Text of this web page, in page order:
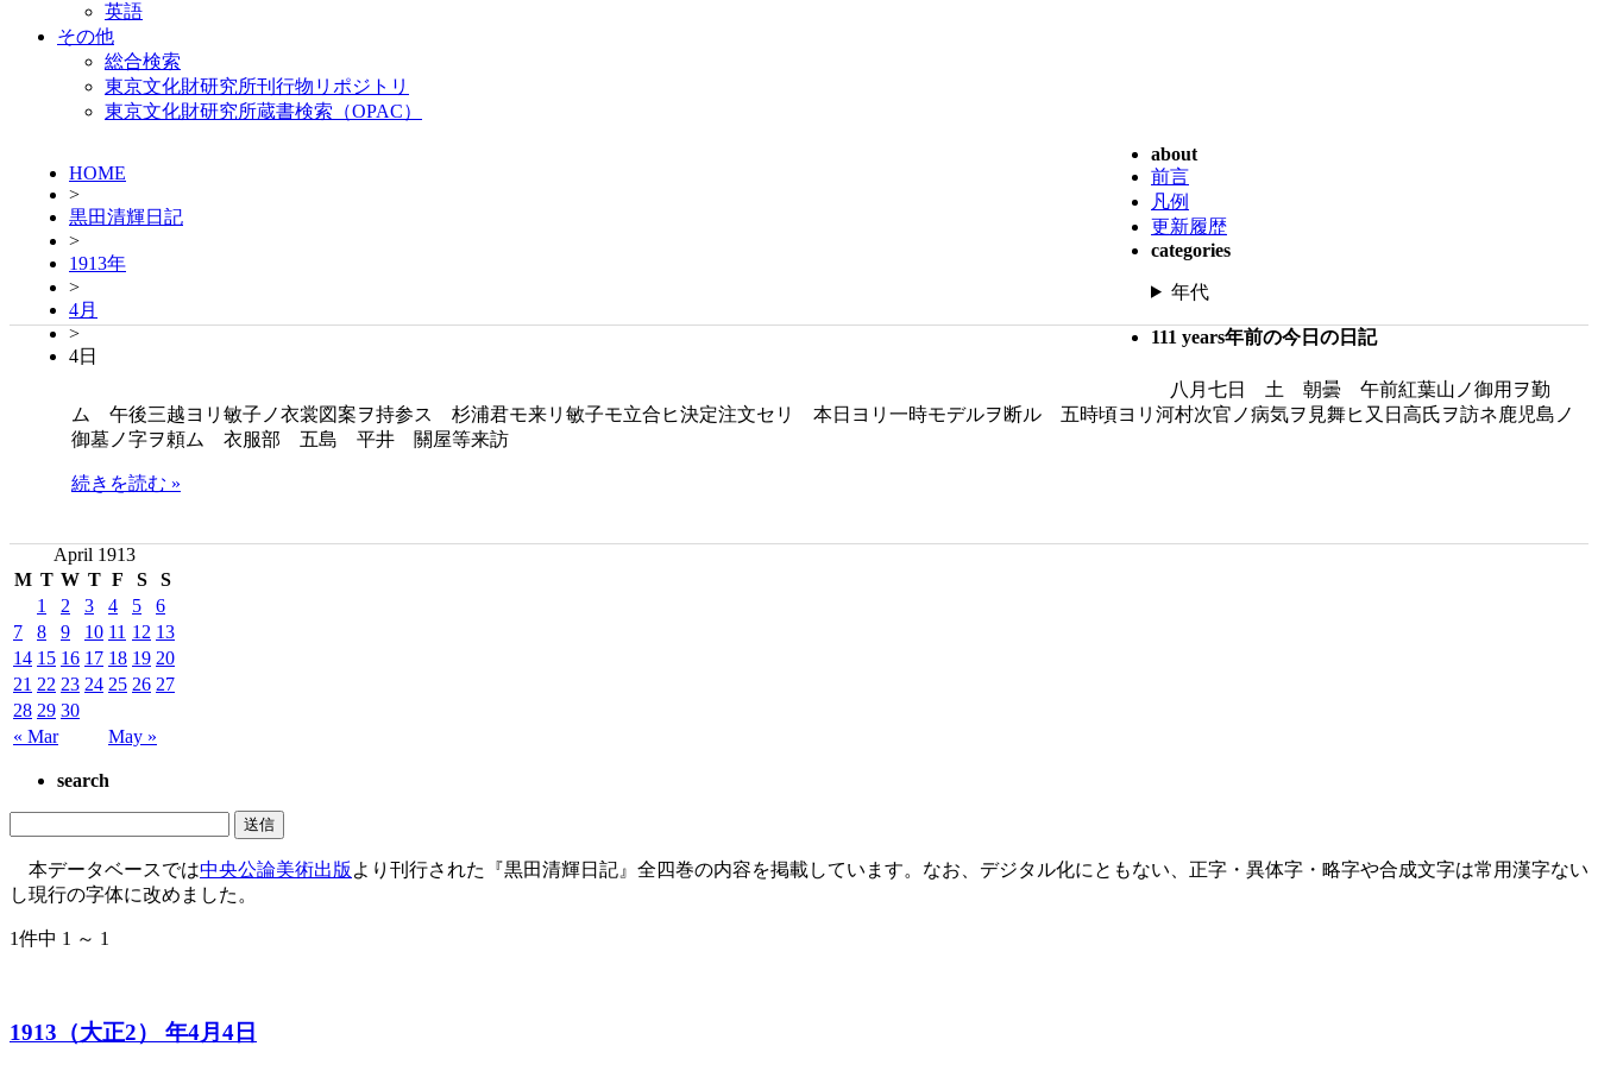
英語
その他
総合検索
東京文化財研究所刊行物リポジトリ
東京文化財研究所蔵書検索（OPAC）
HOME
>
黒田清輝日記
>
1913年
>
4月
>
4日
about
前言
凡例
更新履歴
categories
年代
111 years年前の今日の日記
八月七日 土 朝曇 午前紅葉山ノ御用ヲ勤
ム 午後三越ヨリ敏子ノ衣裳図案ヲ持参ス 杉浦君モ来リ敏子モ立合ヒ決定注文セリ 本日ヨリ一時モデルヲ断ル 五時頃ヨリ河村次官ノ病気ヲ見舞ヒ又日高氏ヲ訪ネ鹿児島ノ
御墓ノ字ヲ頼ム 衣服部 五島 平井 關屋等来訪
続きを読む »
April 1913
M T W T F S S
« Mar May »
1 2 3 4 5
6
7
8 9 10 11 12 13
14 15 16 17 18 19 20
21 22 23 24 25 26 27
28 29 30
search
本データベースでは中央公論美術出版 より刊行された『黒田清輝日記』全四巻の内容を掲載しています。なお、デジタル化にともない、正字・異体字・略字や合成文字は常用漢字ない
し現行の字体に改めました。
1件中 1 ～ 1
1913（大正2） 年4月4日